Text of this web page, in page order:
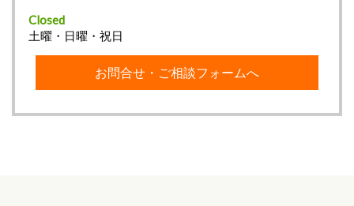
Closed
土曜・日曜・祝日
お問合せ・ご相談フォームへ